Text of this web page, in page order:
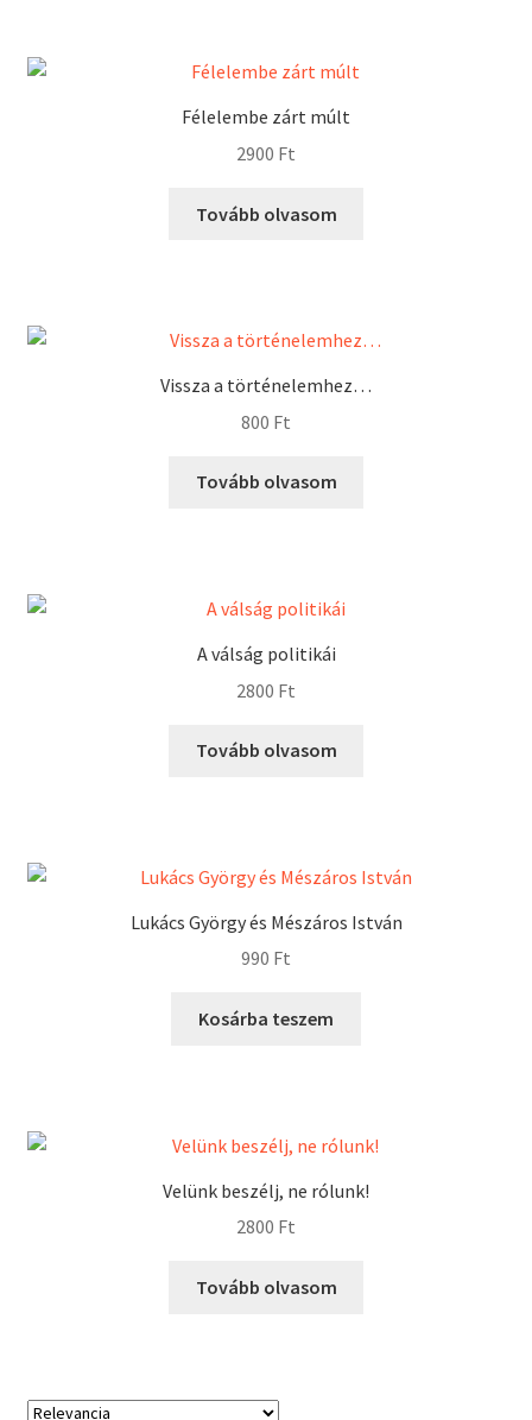
Félelembe zárt múlt
2900 Ft
Tovább olvasom
Vissza a történelemhez…
800 Ft
Tovább olvasom
A válság politikái
2800 Ft
Tovább olvasom
Lukács György és Mészáros István
990 Ft
Kosárba teszem
Velünk beszélj, ne rólunk!
2800 Ft
Tovább olvasom